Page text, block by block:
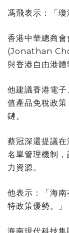
馮飛表示：「瓊
香港中華總商
(Jonathan
與香港自由港體
他建議香港電
值產品免稅政
鏈。
蔡冠深還提議
名單管理機制
力資源。
他表示：「海
特政策優勢。」